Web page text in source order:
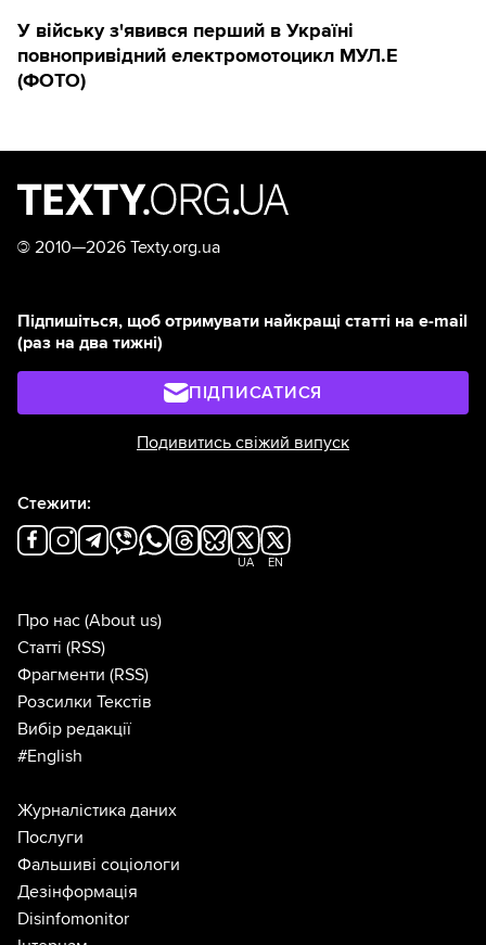
У війську з'явився перший в Україні
повнопривідний електромотоцикл МУЛ.Е
(ФОТО)
© 2010—2026 Texty.org.ua
Підпишіться, щоб отримувати найкращі статті на e-mail
(раз на два тижні)
ПІДПИСАТИСЯ
Подивитись свіжий випуск
Стежити:
UA EN
Про нас (About us)
Статті (RSS)
Фрагменти (RSS)
Розсилки Текстів
Вибір редакції
#English
Журналістика даних
Послуги
Фальшиві соціологи
Дезінформація
Disinfomonitor